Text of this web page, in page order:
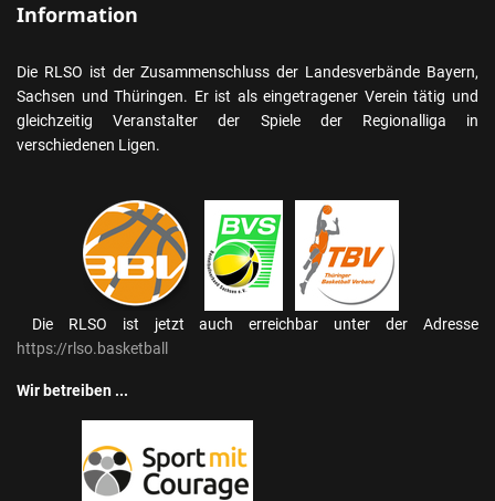
Information
Die RLSO ist der Zusammenschluss der Landesverbände Bayern,
Sachsen und Thüringen. Er ist als eingetragener Verein tätig und
gleichzeitig Veranstalter der Spiele der Regionalliga in
verschiedenen Ligen.
Die RLSO ist jetzt auch erreichbar unter der Adresse
https://rlso.basketball
Wir betreiben ...